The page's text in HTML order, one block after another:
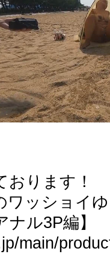
おります！
ワッショイ
ナル3P編】
main/